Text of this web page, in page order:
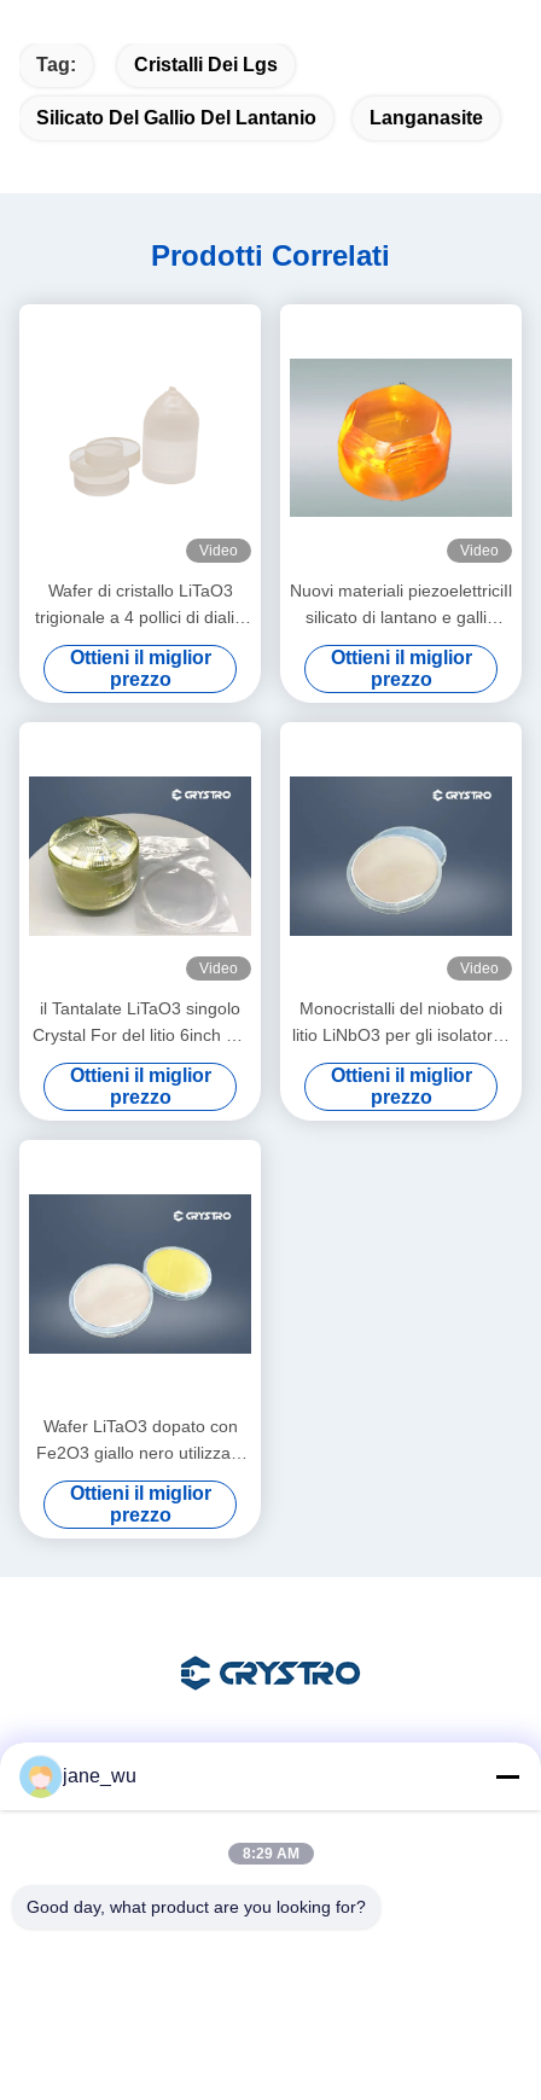
Tag: Cristalli Dei Lgs
Silicato Del Gallio Del Lantanio Langanasite
Prodotti Correlati
Video
Wafer di cristallo LiTaO3
trigionale a 4 pollici di dialisi
di litio tantlato per dispositivi
E-O
Ottieni il miglior
prezzo
Video
Nuovi materiali piezoelettriciIl
silicato di lantano e gallio
conosciuto come cristallo di
langasite
Ottieni il miglior
prezzo
Video
il Tantalate LiTaO3 singolo
Crystal For del litio 6inch HA
VISTO i filtri
Ottieni il miglior
prezzo
Video
Monocristalli del niobato di
litio LiNbO3 per gli isolatori e
le circolatori ottici della fibra
Ottieni il miglior
prezzo
Wafer LiTaO3 dopato con
Fe2O3 giallo nero utilizzato
per la fotorefrazione
Ottieni il miglior
prezzo
jane_wu
8:29 AM
Good day, what product are you looking for?